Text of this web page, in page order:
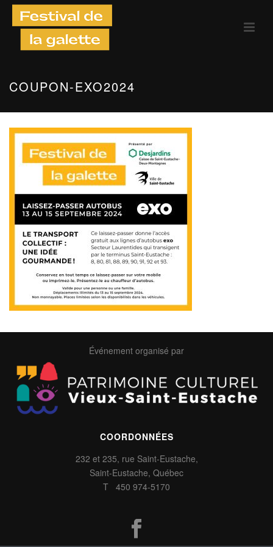
COUPON-EXO2024
Événement organisé par
COORDONNÉES
232 et 235, rue Saint-Eustache,
Saint-Eustache, Québec
T 450 974-5170